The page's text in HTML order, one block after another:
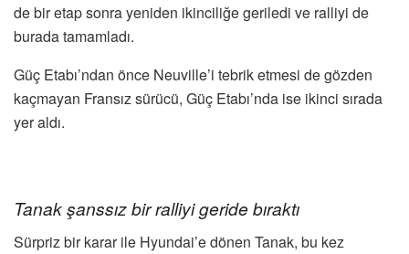
de bir etap sonra yeniden ikinciliğe geriledi ve ralliyi de
burada tamamladı.
Güç Etabı’ndan önce Neuville’i tebrik etmesi de gözden
kaçmayan Fransız sürücü, Güç Etabı’nda ise ikinci sırada
yer aldı.
Tanak şanssız bir ralliyi geride bıraktı
Sürpriz bir karar ile Hyundai’e dönen Tanak, bu kez